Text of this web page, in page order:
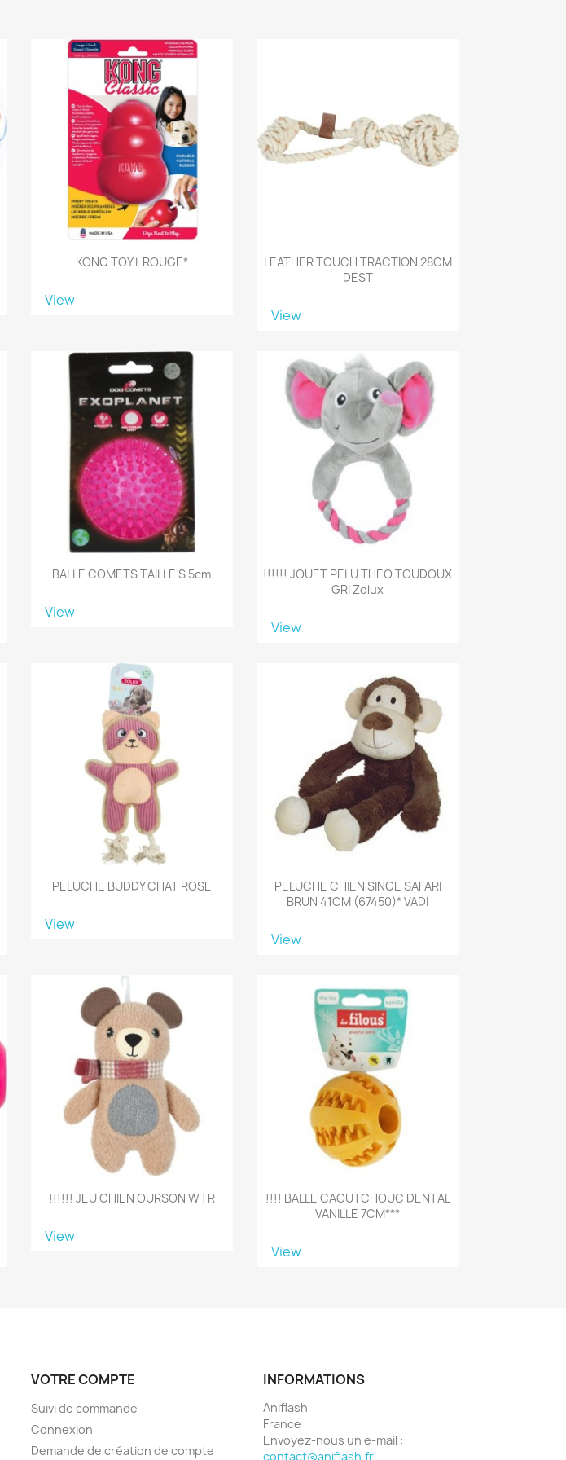
KONG TOY L ROUGE*
View
LEATHER TOUCH TRACTION 28CM
DEST
View
BALLE COMETS TAILLE S 5cm
View
!!!!!! JOUET PELU THEO TOUDOUX
GRI Zolux
View
PELUCHE BUDDY CHAT ROSE
View
PELUCHE CHIEN SINGE SAFARI
BRUN 41CM (67450)* VADI
View
!!!!!! JEU CHIEN OURSON WTR
View
!!!! BALLE CAOUTCHOUC DENTAL
VANILLE 7CM***
View
VOTRE COMPTE
Suivi de commande
Connexion
Demande de création de compte
INFORMATIONS
Aniflash
France
Envoyez-nous un e-mail :
contact@aniflash.fr